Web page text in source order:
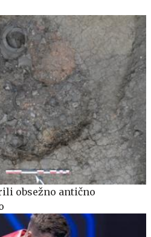
obsežno antično